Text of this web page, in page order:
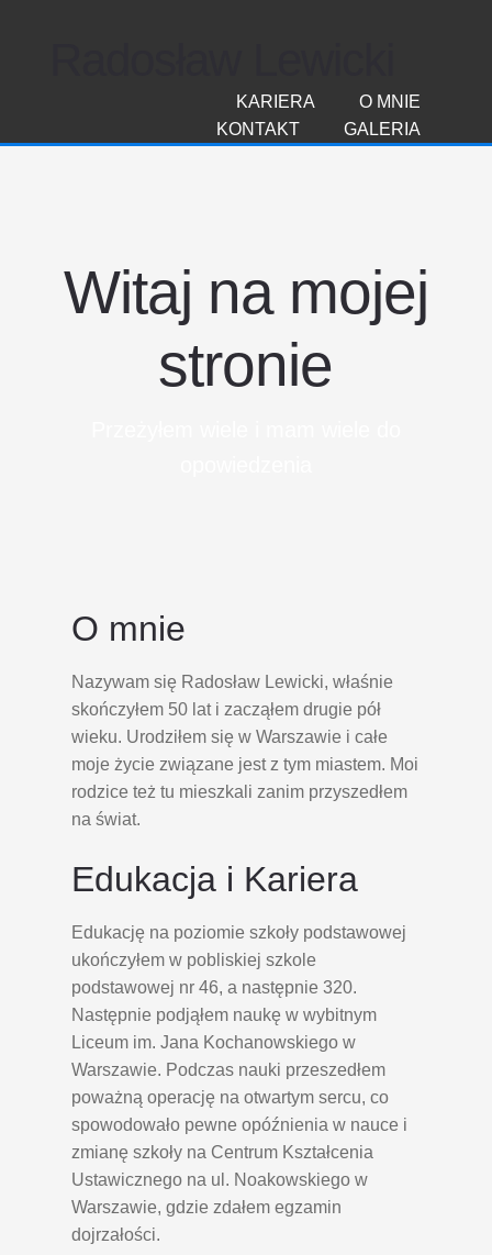
O MNIE
KARIERA
GALERIA
KONTAKT
Witaj na mojej
stronie
O mnie
Nazywam się Radosław Lewicki, właśnie
skończyłem 50 lat i zacząłem drugie pół
wieku. Urodziłem się w Warszawie i całe
moje życie związane jest z tym miastem. Moi
rodzice też tu mieszkali zanim przyszedłem
na świat.
Edukacja i Kariera
Edukację na poziomie szkoły podstawowej
ukończyłem w pobliskiej szkole
podstawowej nr 46, a następnie 320.
Następnie podjąłem naukę w wybitnym
Liceum im. Jana Kochanowskiego w
Warszawie. Podczas nauki przeszedłem
poważną operację na otwartym sercu, co
spowodowało pewne opóźnienia w nauce i
zmianę szkoły na Centrum Kształcenia
Ustawicznego na ul. Noakowskiego w
Warszawie, gdzie zdałem egzamin
dojrzałości.